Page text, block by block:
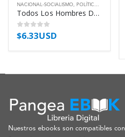
NACIONAL-SOCIALISMO, POLÍTICA ,
Todos Los Hombres Del Fuhrer – Gallego Ferran
0out of 5
$6.33USD
Nuestros ebooks son compatibles